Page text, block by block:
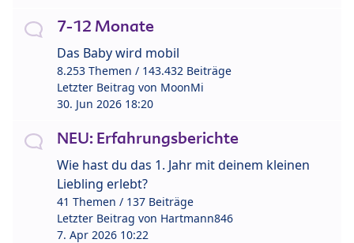
7-12 Monate
Das Baby wird mobil
8.253 Themen / 143.432 Beiträge
Letzter Beitrag von MoonMi
30. Jun 2026 18:20
NEU: Erfahrungsberichte
Wie hast du das 1. Jahr mit deinem kleinen
Liebling erlebt?
41 Themen / 137 Beiträge
Letzter Beitrag von Hartmann846
7. Apr 2026 10:22